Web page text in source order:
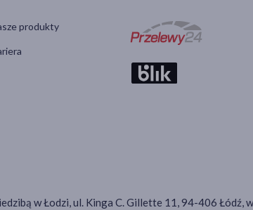
produkty
w Łodzi, ul. Kinga C. Gillette 11, 94-406